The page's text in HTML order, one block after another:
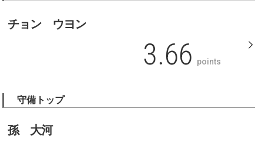
チョン ウヨン
3.66 points
守備トップ
孫 大河